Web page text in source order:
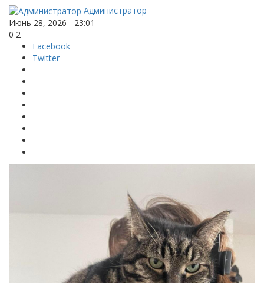
Администратор
Июнь 28, 2026 - 23:01
0 2
Facebook
Twitter